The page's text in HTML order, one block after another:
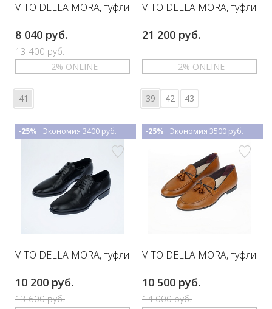
VITO DELLA MORA, туфли
8 040 руб.
13 400 руб.
-2% ONLINE
41
VITO DELLA MORA, туфли
21 200 руб.
-2% ONLINE
39 42 43
VITO DELLA MORA, туфли
10 200 руб.
13 600 руб.
-25% Экономия 3400 руб.
VITO DELLA MORA, туфли
10 500 руб.
14 000 руб.
-25% Экономия 3500 руб.